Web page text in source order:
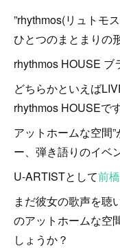
”rhythmos(リュトモ
ひとつのまとまりの
rhythmos HOUSE ブ
どちらかといえば
rhythmos HOUSEです
アットホームな空間
ー、弾き語りのイベ
U-ARTISTとして前
まだ彼女の歌声を聴
のアットホームな空
しょうか？